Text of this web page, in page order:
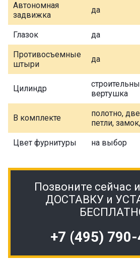
Автономная
задвижка
да
Глазок да
Противосъемные
штыри
да
Цилиндр
вертушка
В комплекте
полотно,
петли,
Цвет фурнитуры на выбор
Позвоните сейчас
ДОСТАВКУ и
+7 (495)